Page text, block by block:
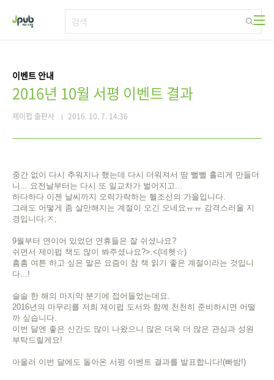
이벤트 안내
2016년 10월 서평 이벤트 결과
제이펍 출판사 2016. 10. 7. 14:36
중간 없이 다시 추워지나 했는데 다시 더워져서 땀 뻘뻘 흘리게 만들더
니... 요전날부터는 다시 또 일교차가 벌어지고...
하다하다 이젠 날씨까지 오락가락하는 헬조선의 가을입니다.
그래도 어떻게 좀 살만해지는 계절이 오긴 오네요ㅠㅠ 감격스러울 지
경입니다;ㅈ;
9월부터 연이어 있었던 연휴들은 잘 쉬셨나요?
쉬면서 제이펍 책도 많이 봐주셨나요?>.<(데헷☆)
흠흠 여튼 하고 싶은 말은 요즘이 참 책 읽기 좋은 계절이라는 것입니
다...!
슬슬 한 해의 마지막 분기에 접어들었는데요.
2016년의 마무리를 저희 제이펍 도서와 함께 천천히 준비하시면 어떨
까 싶습니다.
이번 달엔 좋은 신간도 많이 나왔으니 많은 더욱 더 많은 관심과 성원
부탁드릴게요!
아울러 이번 달에도 돌아온 서펑 이벤트 결과를 발표합니다!(빠밤!)